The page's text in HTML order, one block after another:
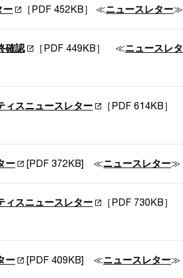
ー ［PDF 452KB］ ≪ニュースレター≫
確認 ［PDF 449KB］ ≪ニュースレタ
ィスニュースレター
［PDF 614KB］
ー [PDF 372KB] ≪ニュースレター≫
ィスニュースレター
［PDF 730KB］
ー [PDF 409KB] ≪ニュースレター≫